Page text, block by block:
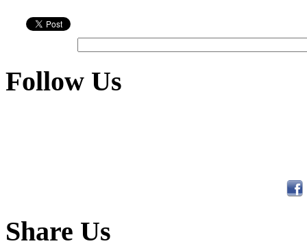
Follow Us
Share Us